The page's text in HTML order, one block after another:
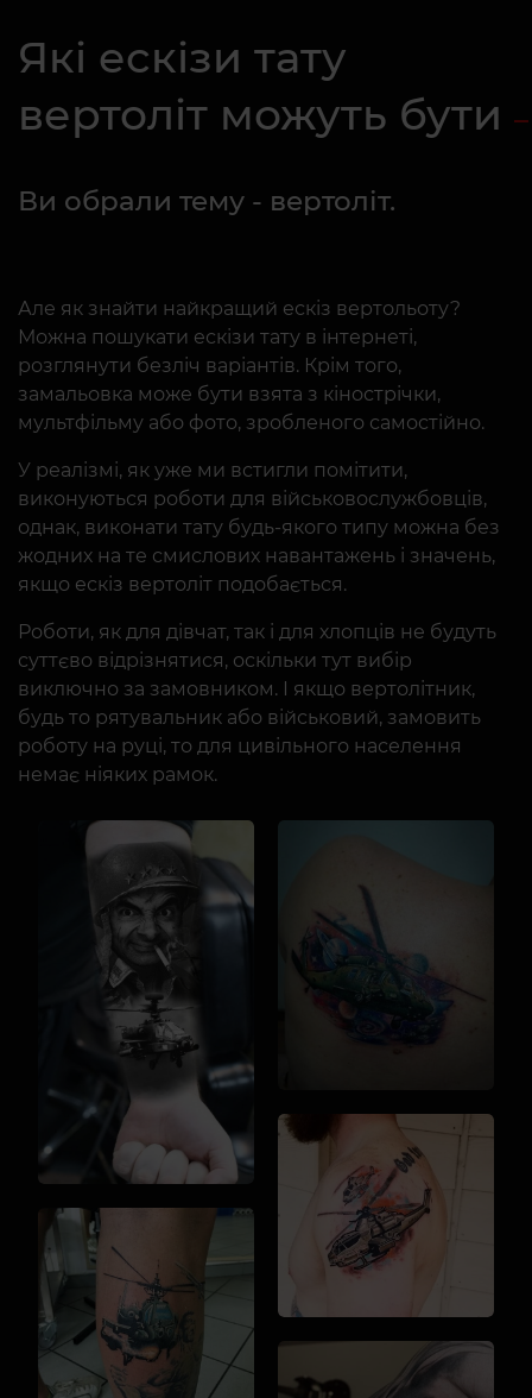
Які ескізи тату
вертоліт можуть бути
Ви обрали тему - вертоліт.
Але як знайти найкращий ескіз вертольоту?
Можна пошукати ескізи тату в інтернеті,
розглянути безліч варіантів. Крім того,
замальовка може бути взята з кінострічки,
мультфільму або фото, зробленого самостійно.
У реалізмі, як уже ми встигли помітити,
виконуються роботи для військовослужбовців,
однак, виконати тату будь-якого типу можна без
жодних на те смислових навантажень і значень,
якщо ескіз вертоліт подобається.
Роботи, як для дівчат, так і для хлопців не будуть
суттєво відрізнятися, оскільки тут вибір
виключно за замовником. І якщо вертолітник,
будь то рятувальник або військовий, замовить
роботу на руці, то для цивільного населення
немає ніяких рамок.